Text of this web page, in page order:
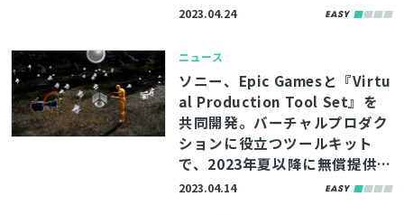
2023.04.24
ニュース
ソニー、Epic Gamesと『Virtu
al Production Tool Set』を
共同開発。バーチャルプロダク
ションに役立つツールキット
で、2023年夏以降に無償提供予
定
2023.04.14